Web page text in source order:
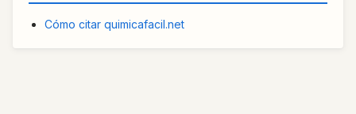
Cómo citar quimicafacil.net